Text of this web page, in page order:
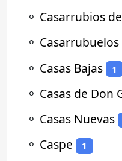
⚬ Casarrubios
⚬ Casarrubuelos
⚬ Casas Bajas 1
⚬ Casas de Don
⚬ Casas Nuevas
⚬ Caspe 1